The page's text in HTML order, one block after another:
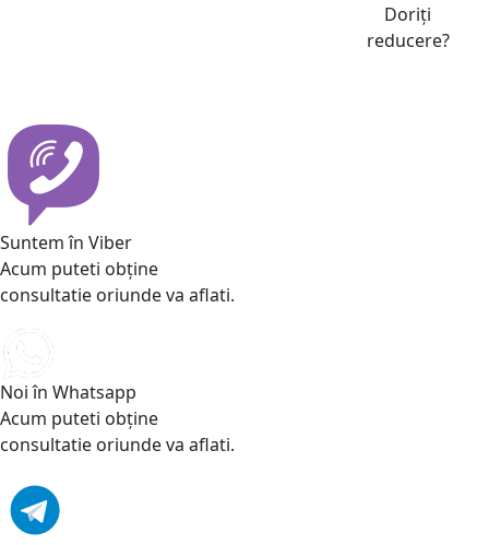
Doriți
reducere?
Suntem în Viber
Acum puteti obține
consultatie oriunde va aflati.
Noi în Whatsapp
Acum puteti obține
consultatie oriunde va aflati.